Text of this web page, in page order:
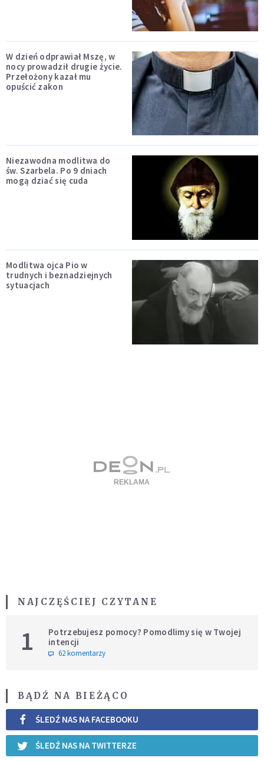
W dzień odprawiał Mszę, w
nocy prowadził drugie życie.
Przełożony kazał mu
opuścić zakon
Niezawodna modlitwa do
św. Szarbela. Po 9 dniach
mogą dziać się cuda
Modlitwa ojca Pio w
trudnych i beznadziejnych
sytuacjach
NAJCZĘŚCIEJ CZYTANE
1
Potrzebujesz pomocy? Pomodlimy się w Twojej
intencji
62 komentarzy
BĄDŹ NA BIEŻĄCO
ŚLEDŹ NAS NA FACEBOOKU
ŚLEDŹ NAS NA TWITTERZE